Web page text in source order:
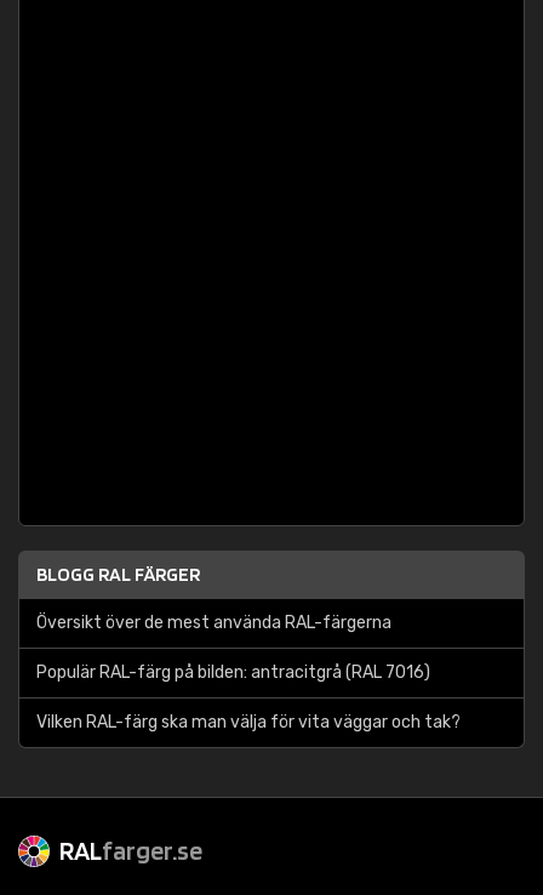
BLOGG RAL FÄRGER
Översikt över de mest använda RAL-färgerna
Populär RAL-färg på bilden: antracitgrå (RAL 7016)
Vilken RAL-färg ska man välja för vita väggar och tak?
RALfarger.se